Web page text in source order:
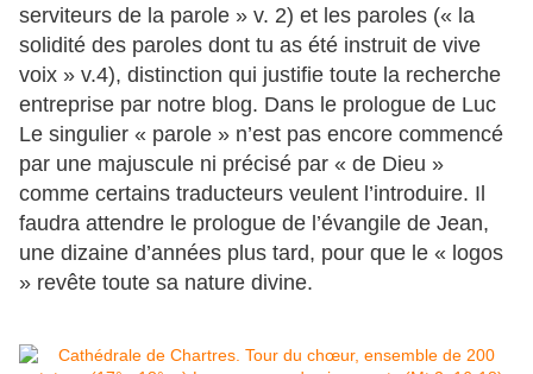
serviteurs de la parole » v. 2) et les paroles (« la
solidité des paroles dont tu as été instruit de vive
voix » v.4), distinction qui justifie toute la recherche
entreprise par notre blog. Dans le prologue de Luc
Le singulier « parole » n’est pas encore commencé
par une majuscule ni précisé par « de Dieu »
comme certains traducteurs veulent l’introduire. Il
faudra attendre le prologue de l’évangile de Jean,
une dizaine d’années plus tard, pour que le « logos
» revête toute sa nature divine.